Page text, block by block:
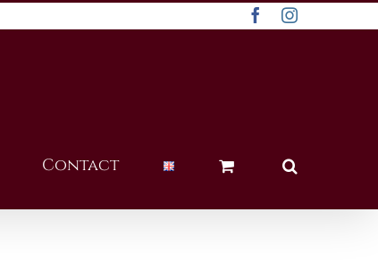
FacebookInstagram
Contact